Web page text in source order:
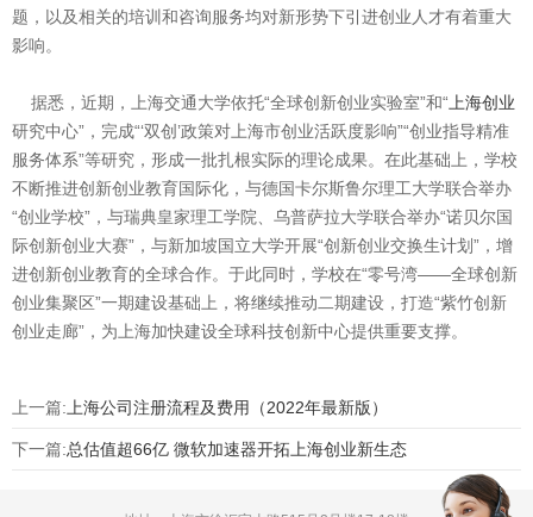
题，以及相关的培训和咨询服务均对新形势下引进创业人才有着重大
影响。
据悉，近期，上海交通大学依托“全球创新创业实验室”和“ 上海创业
研究中心”，完成“‘双创’政策对上海市创业活跃度影响”“创业指导精准
服务体系”等研究，形成一批扎根实际的理论成果。在此基础上，学校
不断推进创新创业教育国际化，与德国卡尔斯鲁尔理工大学联合举办
“创业学校”，与瑞典皇家理工学院、乌普萨拉大学联合举办“诺贝尔国
际创新创业大赛”，与新加坡国立大学开展“创新创业交换生计划”，增
进创新创业教育的全球合作。于此同时，学校在“零号湾——全球创新
创业集聚区”一期建设基础上，将继续推动二期建设，打造“紫竹创新
创业走廊”，为上海加快建设全球科技创新中心提供重要支撑。
上一篇: 上海公司注册流程及费用（2022年最新版）
下一篇:总估值超66亿 微软加速器开拓上海创业新生态